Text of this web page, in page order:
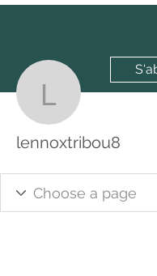
lennoxtribou8